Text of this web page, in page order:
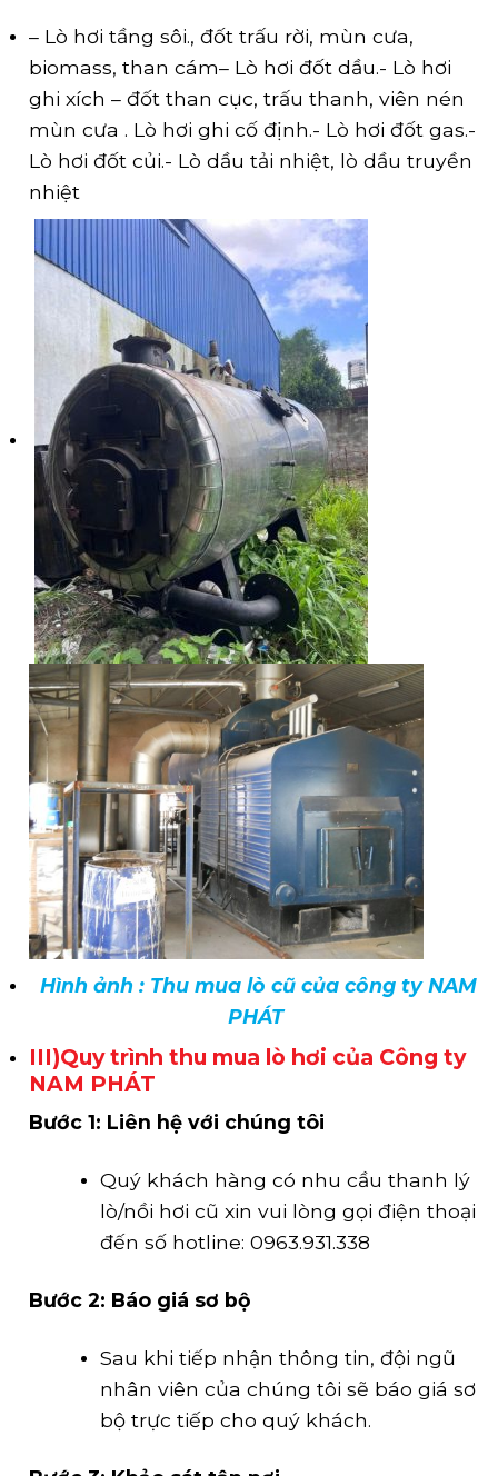
– Lò hơi tầng sôi., đốt trấu rời, mùn cưa,
biomass, than cám– Lò hơi đốt dầu.- Lò hơi
ghi xích – đốt than cục, trấu thanh, viên nén
mùn cưa . Lò hơi ghi cố định.- Lò hơi đốt gas.-
Lò hơi đốt củi.- Lò dầu tải nhiệt, lò dầu truyền
nhiệt
Hình ảnh : Thu mua lò cũ của công ty NAM
PHÁT
III)Quy trình thu mua lò hơi của Công ty
NAM PHÁT
Bước 1: Liên hệ với chúng tôi
Quý khách hàng có nhu cầu thanh lý
lò/nồi hơi cũ xin vui lòng gọi điện thoại
đến số hotline: 0963.931.338
Bước 2: Báo giá sơ bộ
Sau khi tiếp nhận thông tin, đội ngũ
nhân viên của chúng tôi sẽ báo giá sơ
bộ trực tiếp cho quý khách.